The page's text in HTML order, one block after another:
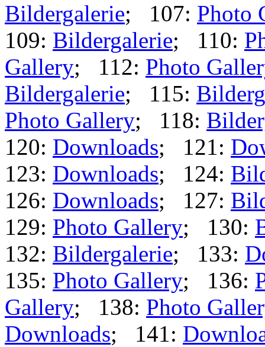
Bildergalerie; 107: Photo
109: Bildergalerie; 110:
Gallery; 112: Photo
Bildergalerie; 115:
Photo Gallery; 118:
120: Downloads; 121:
123: Downloads; 124:
126: Downloads; 127:
129: Photo Gallery; 130:
132: Bildergalerie; 133:
135: Photo Gallery; 136:
Gallery; 138: Photo
Downloads; 141: